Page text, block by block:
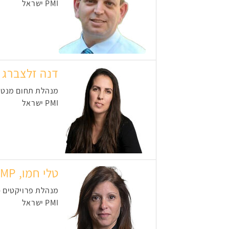
PMI ישראל
דנה זלצברג
מנהלת תחום
PMI ישראל
טלי חמו, PMP
מנהלת פרויקטים
PMI ישראל